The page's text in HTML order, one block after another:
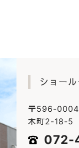
ショール
〒596-0004
木町2-18-5
072-